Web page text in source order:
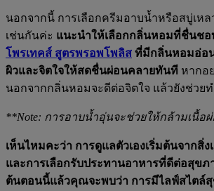
นอกจากนี้ การเลือกครีมอาบน้ำหรือสบู่เห
เช่นกันค่ะ แนะนำให้เลือกกลิ่นหอมที่ชื่นช
โพรเทคส์ สูตรพรอพโพลิส ที่มีกลิ่นหอมอ่อน
ผิวและจิตใจให้สดชื่นผ่อนคลายทันที หากอ
นอกจากกลิ่นหอมจะดีต่อจิตใจ แล้วยังช่วย
**Note: การอาบน้ำอุ่นจะช่วยให้กล้ามเนื้
เห็นไหมคะว่า การดูแลตัวเองเริ่มต้นจากสิ่
และการเลือกรับประทานอาหารที่ดีต่อสุขภ
ต้นตอนนี้แล้วคุณจะพบว่า การมีไลฟ์สไตล์สุ